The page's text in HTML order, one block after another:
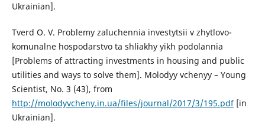
Ukrainian].
Tverd O. V. Problemy zaluchennia investytsii v zhytlovo-
komunalne hospodarstvo ta shliakhy yikh podolannia
[Problems of attracting investments in housing and public
utilities and ways to solve them]. Molodyy vchenyy – Young
Scientist, No. 3 (43), from
http://molodyvcheny.in.ua/files/journal/2017/3/195.pdf[in
Ukrainian].